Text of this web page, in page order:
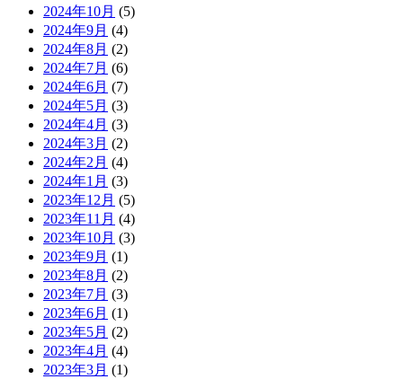
2024年10月 (5)
2024年9月 (4)
2024年8月 (2)
2024年7月 (6)
2024年6月 (7)
2024年5月 (3)
2024年4月 (3)
2024年3月 (2)
2024年2月 (4)
2024年1月 (3)
2023年12月 (5)
2023年11月 (4)
2023年10月 (3)
2023年9月 (1)
2023年8月 (2)
2023年7月 (3)
2023年6月 (1)
2023年5月 (2)
2023年4月 (4)
2023年3月 (1)